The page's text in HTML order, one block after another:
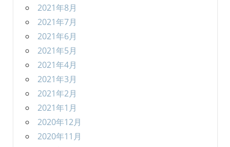
2021年8月
2021年7月
2021年6月
2021年5月
2021年4月
2021年3月
2021年2月
2021年1月
2020年12月
2020年11月